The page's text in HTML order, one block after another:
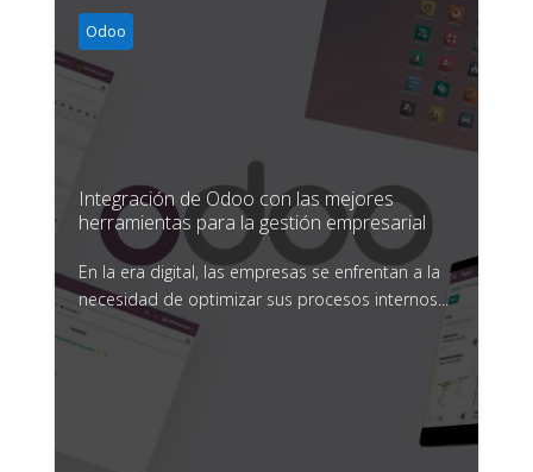
Odoo
Integración de Odoo con las mejores
herramientas para la gestión empresarial
En la era digital, las empresas se enfrentan a la
necesidad de optimizar sus procesos internos...